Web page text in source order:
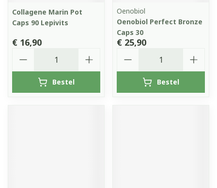
Collagene Marin Pot
Caps 90 Lepivits
€ 16,90
Bestel
Oenobiol
Oenobiol Perfect Bronze
Caps 30
€ 25,90
Bestel